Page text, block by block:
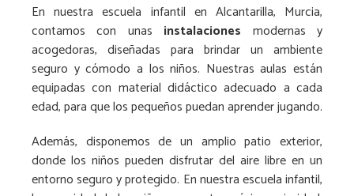
En nuestra escuela infantil en Alcantarilla, Murcia,
contamos con unas instalaciones modernas y
acogedoras, diseñadas para brindar un ambiente
seguro y cómodo a los niños. Nuestras aulas están
equipadas con material didáctico adecuado a cada
edad, para que los pequeños puedan aprender jugando.
Además, disponemos de un amplio patio exterior,
donde los niños pueden disfrutar del aire libre en un
entorno seguro y protegido. En nuestra escuela infantil,